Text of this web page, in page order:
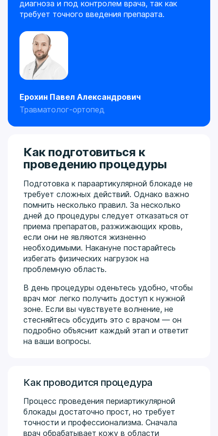
диагноза и под контролем врача, так как
требует точного введения препарата.
Ерохин Павел Александрович
Травматолог-ортопед
Как подготовиться к
проведению процедуры
Подготовка к параартикулярной блокаде не
требует сложных действий. Однако важно
помнить несколько правил. За несколько
дней до процедуры следует отказаться от
приема препаратов, разжижающих кровь,
если они не являются жизненно
необходимыми. Накануне постарайтесь
избегать физических нагрузок на
проблемную область.
В день процедуры оденьтесь удобно, чтобы
врач мог легко получить доступ к нужной
зоне. Если вы чувствуете волнение, не
стесняйтесь обсудить это с врачом — он
подробно объяснит каждый этап и ответит
на ваши вопросы.
Как проводится процедура
Процесс проведения периартикулярной
блокады достаточно прост, но требует
точности и профессионализма. Сначала
врач обрабатывает кожу в области